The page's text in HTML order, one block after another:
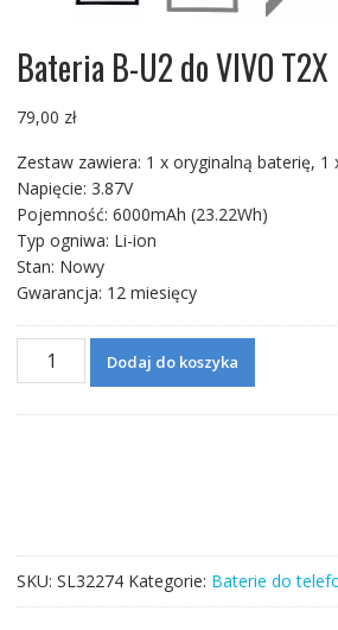
Bateria B-U2 do VIVO T2X
79,00 zł
Zestaw zawiera: 1 x oryginalną baterię, 1
Napięcie: 3.87V
Pojemność: 6000mAh (23.22Wh)
Typ ogniwa: Li-ion
Stan: Nowy
Gwarancja: 12 miesięcy
ilość
Bateria
Dodaj do koszyka
SKU: SL32274 Kategorie: Baterie do